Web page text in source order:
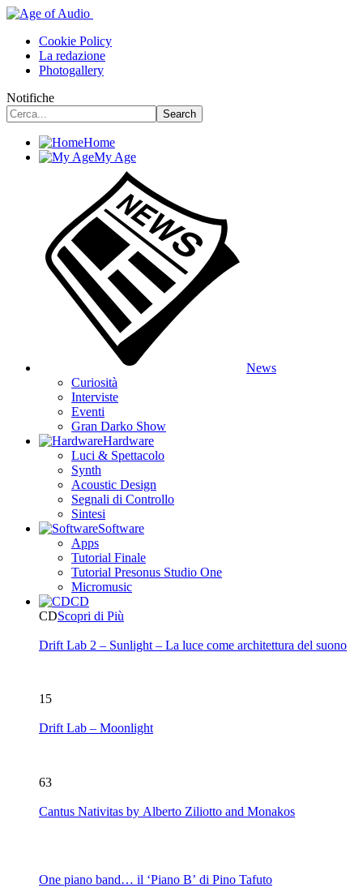
Cookie Policy
La redazione
Photogallery
Notifiche
Home
My Age
News
Curiosità
Interviste
Eventi
Gran Darko Show
Hardware
Luci & Spettacolo
Synth
Acoustic Design
Segnali di Controllo
Sintesi
Software
Apps
Tutorial Finale
Tutorial Presonus Studio One
Micromusic
CD
CDScopri di Più
Drift Lab 2 – Sunlight – La luce come architettura del suono
15
Drift Lab – Moonlight
63
Cantus Nativitas by Alberto Ziliotto and Monakos
One piano band… il ‘Piano B’ di Pino Tafuto